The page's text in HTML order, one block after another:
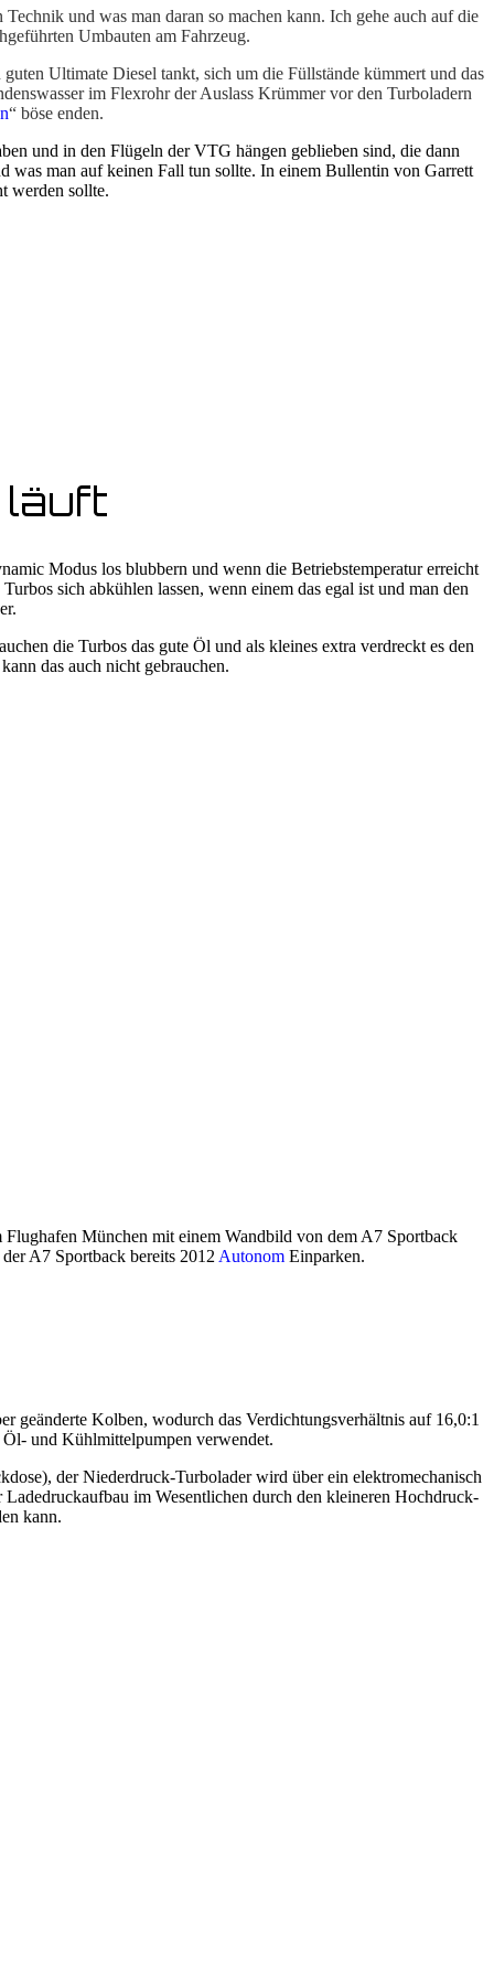
und was man daran so machen kann. Ich gehe auch auf die
Umbauten am Fahrzeug.
Ultimate Diesel tankt, sich um die Füllstände kümmert und das
im Flexrohr der Auslass Krümmer vor den Turboladern
“ böse enden.
und in den Flügeln der VTG hängen geblieben sind, die dann
was man auf keinen Fall tun sollte. In einem Bullentin von Garrett
werden sollte.
läuft
Modus los blubbern und wenn die Betriebstemperatur erreicht
sich abkühlen lassen, wenn einem das egal ist und man den
die Turbos das gute Öl und als kleines extra verdreckt es den
das auch nicht gebrauchen.
Flughafen München mit einem Wandbild von dem A7 Sportback
A7 Sportback bereits 2012 AutonomEinparken.
geänderte Kolben, wodurch das Verdichtungsverhältnis auf 16,0:1
und Kühlmittelpumpen verwendet.
der Niederdruck-Turbolader wird über ein elektromechanisch
im Wesentlichen durch den kleineren Hochdruck-
kann.